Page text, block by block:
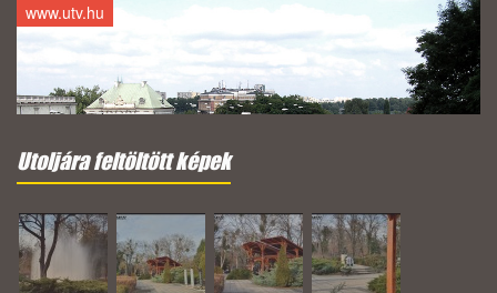
www.utv.hu
Utoljára feltöltött képek